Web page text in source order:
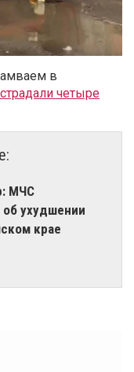
в
четыре
МЧС
ухудшении
крае